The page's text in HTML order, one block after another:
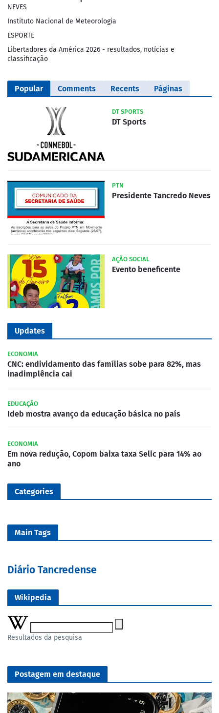
NEVES
Instituto Nacional de Meteorologia
ESPORTE
Libertadores da América 2026 - resultados, notícias e
classificação
Popular Comments Recents Páginas
DT SPORTS
DT Sports
PTN
Presidente Tancredo Neves
AÇÃO SOCIAL
Evento beneficente
Updates
ECONOMIA
CNC: endividamento das famílias sobe para 82%, mas
inadimplência cai
EDUCAÇÃO
Ideb mostra avanço da educação básica no país
ECONOMIA
Em nova redução, Copom baixa taxa Selic para 14% ao
ano
Categories
Main Tags
Diário Tancredense
Wikipedia
Resultados da pesquisa
Postagem em destaque